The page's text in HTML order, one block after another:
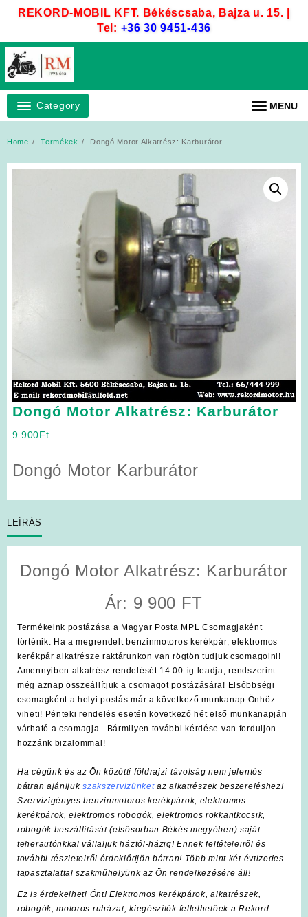
REKORD-MOBIL KFT. Békéscsaba, Bajza u. 15. |
Tel: +36 30 9451-436
Category MENU
Home Termékek Dongó Motor Alkatrész: Karburátor
Dongó Motor Alkatrész: Karburátor
9 900Ft
Dongó Motor Karburátor
LEÍRÁS
Dongó Motor Alkatrész: Karburátor
Ár: 9 900 FT
Termékeink postázása a Magyar Posta MPL Csomagjaként
történik. Ha a megrendelt benzinmotoros kerékpár, elektromos
kerékpár alkatrésze raktárunkon van rögtön tudjuk csomagolni!
Amennyiben alkatrész rendelését 14:00-ig leadja, rendszerint
még aznap összeállítjuk a csomagot postázására! Elsőbbségi
csomagként a helyi postás már a következő munkanap Önhöz
viheti! Pénteki rendelés esetén következő hét első munkanapján
várható a csomagja. Bármilyen további kérdése van forduljon
hozzánk bizalommal!
Ha cégünk és az Ön közötti földrajzi távolság nem jelentős
bátran ajánljukszakszervizünket az alkatrészek beszereléshez!
Szervizigényes benzinmotoros kerékpárok, elektromos
kerékpárok, elektromos robogók, elektromos rokkantkocsik,
robogók beszállítását (elsősorban Békés megyében) saját
teherautónkkal vállaljuk háztól-házig! Ennek feltételeiről és
további részleteiről érdeklődjön bátran! Több mint két évtizedes
tapasztalattal szakműhelyünk az Ön rendelkezésére áll!
Ez is érdekelheti Önt! Elektromos kerékpárok, alkatrészek,
robogók, motoros ruházat, kiegészítők fellelhetőek a Rekord